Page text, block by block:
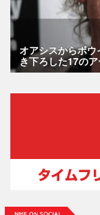
オアシスからボ
き下ろした17の